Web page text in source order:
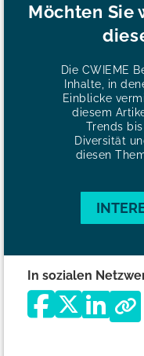
Möchten Sie
Die CWIEME
Inhalte, in
Einblicke
diesem
Trends
Diversität
diesen
In sozialen